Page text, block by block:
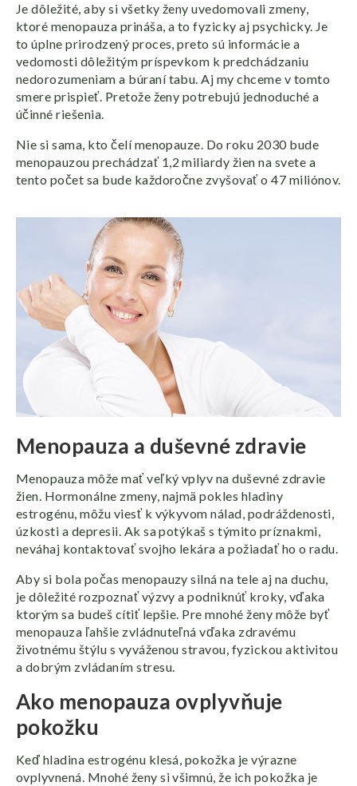
Je dôležité, aby si všetky ženy uvedomovali zmeny,
ktoré menopauza prináša, a to fyzicky aj psychicky. Je
to úplne prirodzený proces, preto sú informácie a
vedomosti dôležitým príspevkom k predchádzaniu
nedorozumeniam a búraní tabu. Aj my chceme v tomto
smere prispieť. Pretože ženy potrebujú jednoduché a
účinné riešenia.
Nie si sama, kto čelí menopauze. Do roku 2030 bude
menopauzou prechádzať 1,2 miliardy žien na svete a
tento počet sa bude každoročne zvyšovať o 47 miliónov.
Menopauza a duševné zdravie
Menopauza môže mať veľký vplyv na duševné zdravie
žien. Hormonálne zmeny, najmä pokles hladiny
estrogénu, môžu viesť k výkyvom nálad, podráždenosti,
úzkosti a depresii. Ak sa potýkaš s týmito príznakmi,
neváhaj kontaktovať svojho lekára a požiadať ho o radu.
Aby si bola počas menopauzy silná na tele aj na duchu,
je dôležité rozpoznať výzvy a podniknúť kroky, vďaka
ktorým sa budeš cítiť lepšie. Pre mnohé ženy môže byť
menopauza ľahšie zvládnuteľná vďaka zdravému
životnému štýlu s vyváženou stravou, fyzickou aktivitou
a dobrým zvládaním stresu.
Ako menopauza ovplyvňuje
pokožku
Keď hladina estrogénu klesá, pokožka je výrazne
ovplyvnená. Mnohé ženy si všimnú, že ich pokožka je